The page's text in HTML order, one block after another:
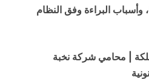
وأسباب البراءة وفق النظام
| محامي شركة نخبة